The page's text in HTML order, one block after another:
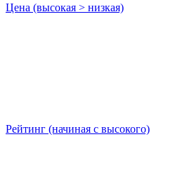
Цена (высокая > низкая)
Рейтинг (начиная с высокого)